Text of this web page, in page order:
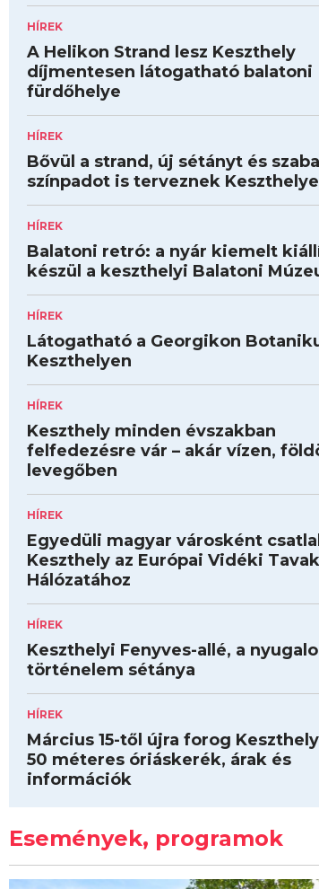
HÍREK
A Helikon Strand lesz Keszthely
díjmentesen látogatható balatoni
fürdőhelye
HÍREK
Bővül a strand, új sétányt és
színpadot is terveznek
HÍREK
Balatoni retró: a nyár kiemelt
készül a keszthelyi Balatoni
HÍREK
Látogatható a Georgikon
Keszthelyen
HÍREK
Keszthely minden évszakban
felfedezésre vár – akár vízen,
levegőben
HÍREK
Egyedüli magyar városként
Keszthely az Európai Vidéki Tavak
Hálózatához
HÍREK
Keszthelyi Fenyves-allé, a
történelem sétánya
HÍREK
Március 15-től újra forog
50 méteres óriáskerék, árak és
információk
Események, programok